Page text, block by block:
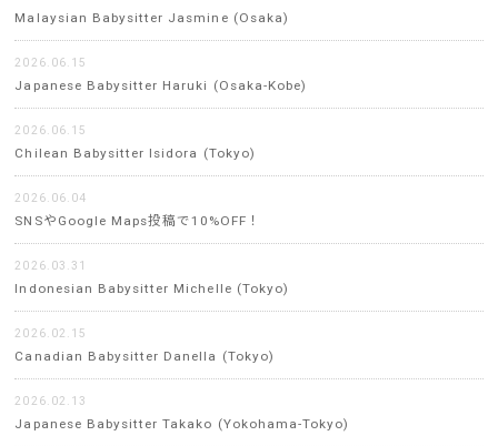
Malaysian Babysitter Jasmine (Osaka)
2026.06.15
Japanese Babysitter Haruki (Osaka-Kobe)
2026.06.15
Chilean Babysitter Isidora (Tokyo)
2026.06.04
SNSやGoogle Maps投稿で10%OFF！
2026.03.31
Indonesian Babysitter Michelle (Tokyo)
2026.02.15
Canadian Babysitter Danella (Tokyo)
2026.02.13
Japanese Babysitter Takako (Yokohama-Tokyo)